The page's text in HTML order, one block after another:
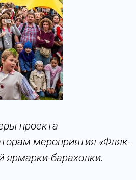
проекта
мероприятия «Фляк-
ярмарки-барахолки.